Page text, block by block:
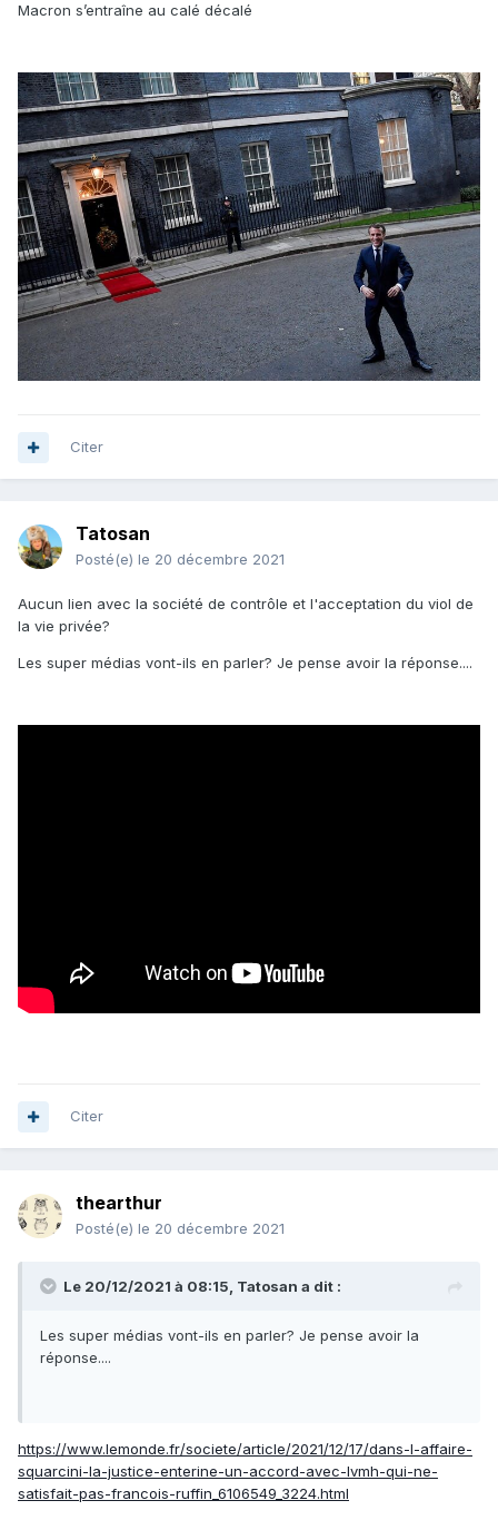
Macron s’entraîne au calé décalé
Citer
Tatosan
Posté(e) le 20 décembre 2021
Aucun lien avec la société de contrôle et l'acceptation du viol de
la vie privée?
Les super médias vont-ils en parler? Je pense avoir la réponse....
Citer
thearthur
Posté(e) le 20 décembre 2021
Le 20/12/2021 à 08:15, Tatosan a dit :
Les super médias vont-ils en parler? Je pense avoir la
réponse....
https://www.lemonde.fr/societe/article/2021/12/17/dans-l-affaire-
squarcini-la-justice-enterine-un-accord-avec-lvmh-qui-ne-
satisfait-pas-francois-ruffin_6106549_3224.html